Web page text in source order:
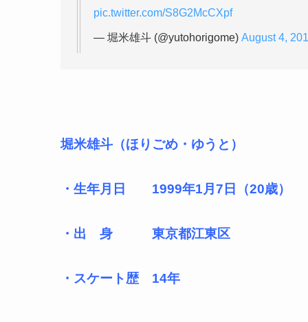
pic.twitter.com/S8G2McCXpf
— 堀米雄斗 (@yutohorigome) August 4,
堀米雄斗（ほりごめ・ゆうと）
・生年月日 1999年1月7日（20歳）
・出 身 東京都江東区
・スケート歴 14年